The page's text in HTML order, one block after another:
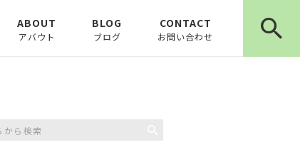
ABOUT
アバウト
BLOG
ブログ
CONTACT
お問い合わせ